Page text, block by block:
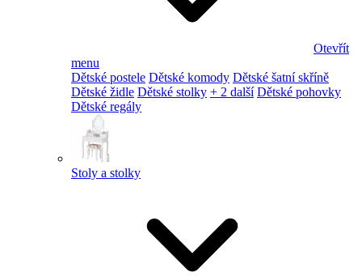
Otevřít
menu
Dětské postele Dětské komody Dětské šatní skříně
Dětské židle Dětské stolky + 2 další Dětské pohovky
Dětské regály
Stoly a stolky